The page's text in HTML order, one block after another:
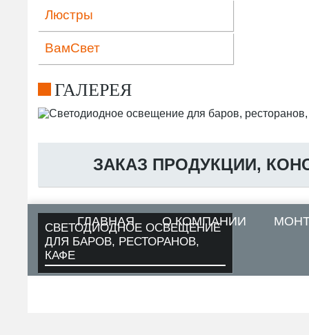
Люстры
ВамСвет
ГАЛЕРЕЯ
СВЕТОДИОДНОЕ ОСВЕЩЕНИЕ
ДЛЯ БАРОВ, РЕСТОРАНОВ,
КАФЕ
ЗАКАЗ ПРОДУКЦИИ,
ГЛАВНАЯ О КОМПАНИИ